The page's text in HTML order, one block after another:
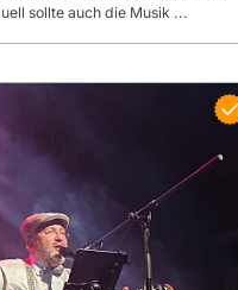
sollte auch die Musik ...